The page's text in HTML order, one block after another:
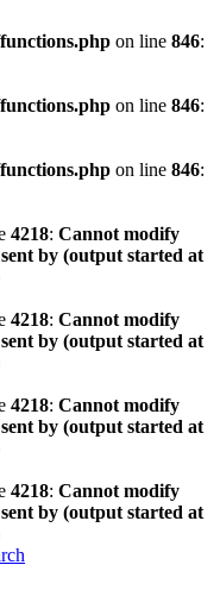
on line 846:
on line 846:
on line 846:
4218: Cannot modify
by (output started at
4218: Cannot modify
by (output started at
4218: Cannot modify
by (output started at
4218: Cannot modify
by (output started at